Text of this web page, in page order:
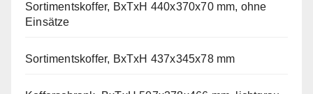
Sortimentskoffer, BxTxH 440x370x70 mm, ohne
Einsätze
Sortimentskoffer, BxTxH 437x345x78 mm